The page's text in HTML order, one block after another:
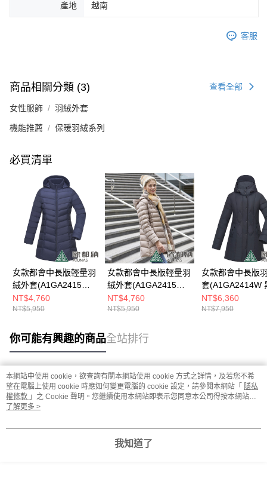
產地 越南
客服
商品相關分類 (3) 查看全部
女性服飾 羽絨外套
機能推薦 保暖羽絨系列
必買清單
女款都會中長版輕量羽
絨外套(A1GA2415W
深藍/輕羽絨/保暖/抗潑
水)
NT$4,760
NT$5,950
女款都會中長版輕量羽
絨外套(A1GA2415W
摩卡棕/輕羽絨/保暖/抗
潑水)
NT$4,760
NT$5,950
女款都會中長版
套(A1GA2414W
暖/抗潑水)
NT$6,360
NT$7,950
你可能有興趣的商品全站排行
熱門標籤
本網站中使用 cookie，欲查詢有關本網站使用 cookie 方式之詳情，及若您不希
望在電腦上使用 cookie 時應如何變更電腦的 cookie 設定，請參閱本網站「 隱私
權條款 」之 Cookie 聲明。您繼續使用本網站即表示您同意本公司得按本網站使
用條款之 Cookie 聲明使用 cookie。
了解更多 >
我知道了